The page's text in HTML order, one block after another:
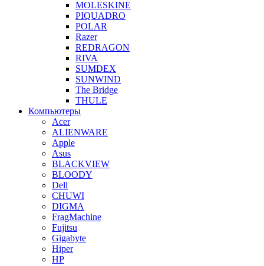
MOLESKINE
PIQUADRO
POLAR
Razer
REDRAGON
RIVA
SUMDEX
SUNWIND
The Bridge
THULE
Компьютеры
Acer
ALIENWARE
Apple
Asus
BLACKVIEW
BLOODY
Dell
CHUWI
DIGMA
FragMachine
Fujitsu
Gigabyte
Hiper
HP